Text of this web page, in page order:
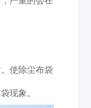
使除尘布袋
现象。